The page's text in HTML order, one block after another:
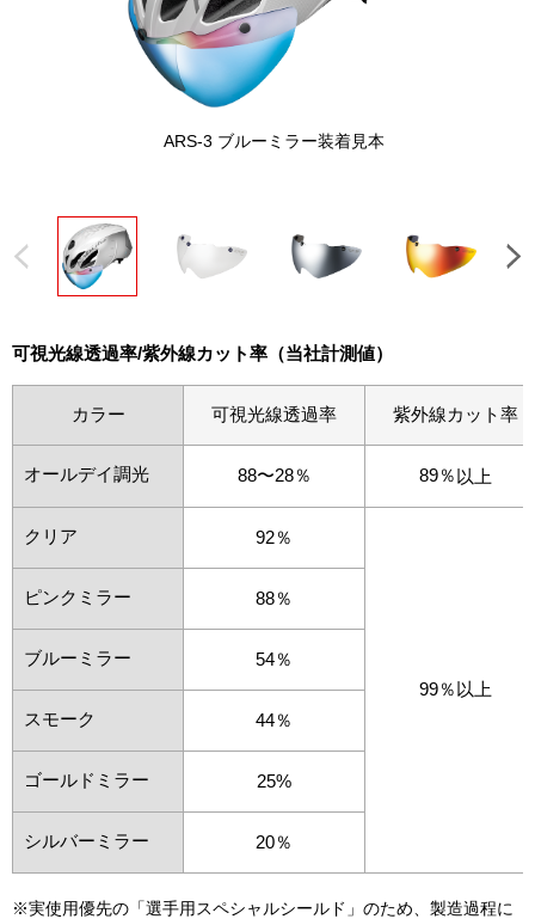
ARS-3 ブルーミラー装着見本
可視光線透過率/紫外線カット率（当社計測値）
カラー 可視光線透過率 紫外線カット率
オールデイ調光 88〜28％ 89％ 以上
クリア 92％
99％以上
ピンクミラー 88％
ブルーミラー 54％
スモーク 44％
ゴールドミラー 25%
シルバーミラー 20％
※実使用優先の「選手用スペシャルシールド」のため、製造過程に